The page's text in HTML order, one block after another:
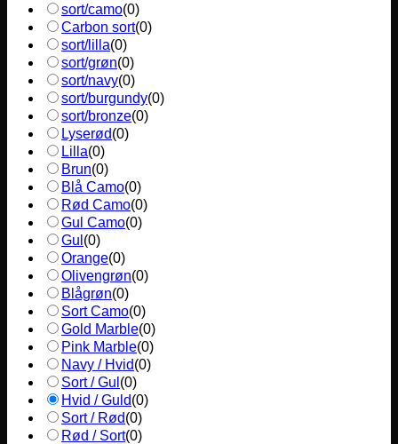
sort/camo(0)
Carbon sort(0)
sort/lilla(0)
sort/grøn(0)
sort/navy(0)
sort/burgundy(0)
sort/bronze(0)
Lyserød(0)
Lilla(0)
Brun(0)
Blå Camo(0)
Rød Camo(0)
Gul Camo(0)
Gul (0)
Orange(0)
Olivengrøn(0)
Blågrøn(0)
Sort Camo(0)
Gold Marble(0)
Pink Marble(0)
Navy / Hvid(0)
Sort / Gul (0)
Hvid / Guld(0)
Sort / Rød(0)
Rød / Sort(0)